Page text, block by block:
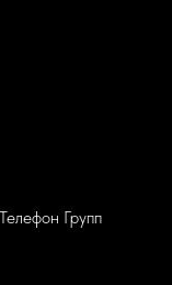
Групп